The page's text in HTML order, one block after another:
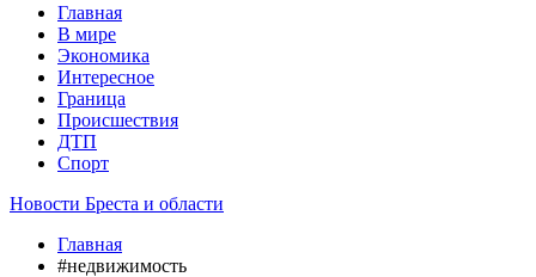
Главная
В мире
Экономика
Интересное
Граница
Происшествия
ДТП
Спорт
Новости Бреста и области
Главная
#недвижимость